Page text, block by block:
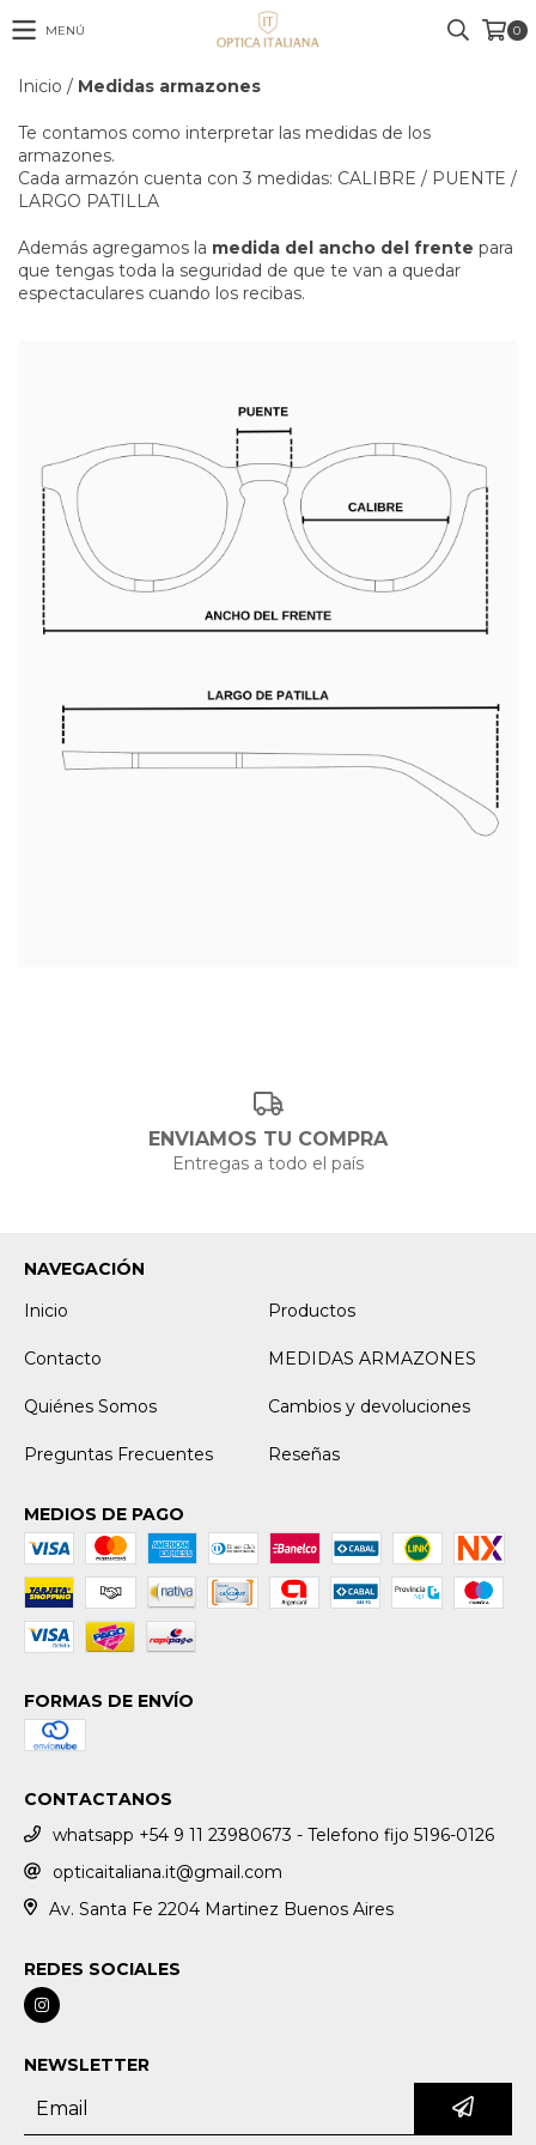
MENÚ 0
Inicio / Medidas armazones
Te contamos como interpretar las medidas de los
armazones.
Cada armazón cuenta con 3 medidas: CALIBRE / PUENTE /
LARGO PATILLA
Además agregamos la medida del ancho del frente para
que tengas toda la seguridad de que te van a quedar
espectaculares cuando los recibas.
ENVIAMOS TU COMPRA
Entregas a todo el país
NAVEGACIÓN
Inicio
Productos
Contacto MEDIDAS ARMAZONES
Quiénes Somos Cambios y devoluciones
Preguntas Frecuentes Reseñas
MEDIOS DE PAGO
FORMAS DE ENVÍO
CONTACTANOS
whatsapp +54 9 11 23980673 - Telefono fijo 5196-0126
opticaitaliana.it@gmail.com
Av. Santa Fe 2204 Martinez Buenos Aires
REDES SOCIALES
NEWSLETTER